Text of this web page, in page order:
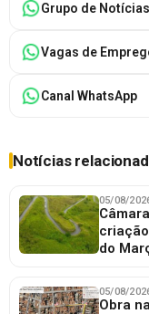
Grupo de Notícias
Vagas de
Canal WhatsApp
Notícias
05/08/
do
05/08/
Obra